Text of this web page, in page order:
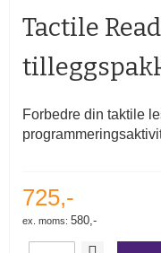
av
Tactile
Forbedre din taktile
725,-
580,-